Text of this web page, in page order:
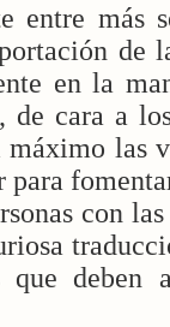
entre más
de
en la
de cara a
las
con
que